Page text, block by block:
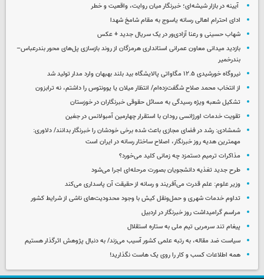
آیینه در بازار شیشه‌ای؛ خبرنگار میان روایت، واقعیت و خطر
ادای احترام اهالی رسانه یاسوج به مقام شامخ شهدا
شهاب حسینی و رعنا آزادی‌ور در یک سریال جدید + عکس
بازدید میدانی معاون عمرانی استانداری هرمزگان از روند بازسازی پل‌های محور بندرعباس–
بندرخمیر
نیروگاه خورشیدی ۱۲.۵ مگاواتی پالایشگاه بید بلند بهبهان وارد مدار تولید شد
از انتخاب محمد صلاح شگفت‌زده‌ام/ انتظار میلان یا یوونتوس را داشتم، نه ترابزون
تشکیل شعبه ویژه رسیدگی به مسائل حقوقی خبرنگاران در خوزستان
تقویت خدمات اورژانسی رودان با استقرار چهارمین آمبولانس در جغین
شمشادی: رشد در فضای مجازی باعث شده برخی خودشان را خبرنگار بدانند/ دلاوری:
مهمترین هدیه‌ روز خبرنگار، اصلاح ساختار رسانه در ایران است
مذاکرات ترمیم دستمزد چه زمانی کلید می‌خورد؟
طرح جدید تغذیه دانشجویان بصورت مرحله‌ای اجرا می‌شود
وزیر علوم: علم قدرت می‌آفریند و رسانه از حقیقت آن پاسداری می‌کند
تداوم خدمات شهری و حمل‌ونقل کیش با وجود محدودیت‌های ناشی از شرایط کشور
مراسم گرامیداشت روز خبرنگار در اردبیل
پیغام تند سرمربی تیم ملی به ستاره استقلال
سیاست ضد مقاله، به رتبه علمی کشور آسیب می‌زند/ به دنبال پژوهش اثرگذار هستیم
همه اطلاعات کسب‌ و کار را روی یک هاست نگذارید!